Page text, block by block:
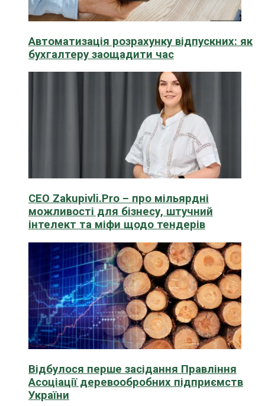
Автоматизація розрахунку відпускних: як
бухгалтеру заощадити час
CEO Zakupivli.Pro – про мільярдні
можливості для бізнесу, штучний
інтелект та міфи щодо тендерів
Відбулося перше засідання Правління
Асоціації деревообробних підприємств
України